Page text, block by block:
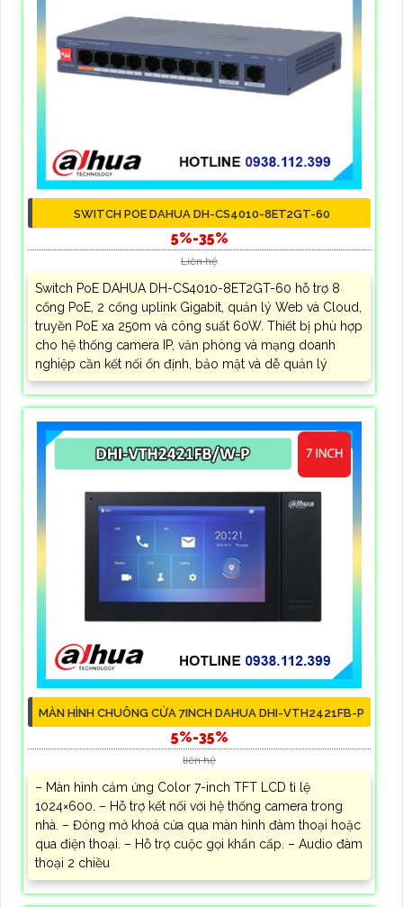
SWITCH POE DAHUA DH-CS4010-8ET2GT-60
5%-35%
Liên hệ
Switch PoE DAHUA DH-CS4010-8ET2GT-60 hỗ trợ 8
cổng PoE, 2 cổng uplink Gigabit, quản lý Web và Cloud,
truyền PoE xa 250m và công suất 60W. Thiết bị phù hợp
cho hệ thống camera IP, văn phòng và mạng doanh
nghiệp cần kết nối ổn định, bảo mật và dễ quản lý
MÀN HÌNH CHUÔNG CỬA 7INCH DAHUA DHI-VTH2421FB-P
5%-35%
liên hệ
– Màn hình cảm ứng Color 7-inch TFT LCD tỉ lệ
1024×600. – Hỗ trợ kết nối với hệ thống camera trong
nhà. – Đóng mở khoá cửa qua màn hình đàm thoại hoặc
qua điện thoại. – Hỗ trợ cuộc gọi khẩn cấp. – Audio đàm
thoại 2 chiều